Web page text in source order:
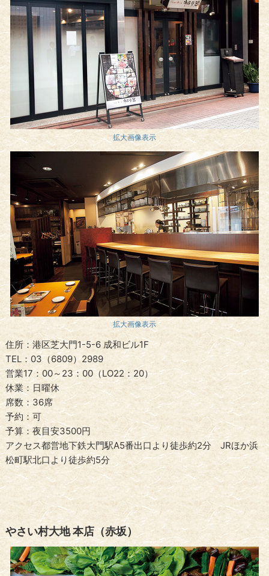
拡大画像表示
拡大画像表示
住所：港区芝大門1-5-6 成和ビル1F
TEL：03（6809）2989
営業17：00～23：00（LO22：20）
休業：日曜休
席数：36席
予約：可
予算：夜目安3500円
アクセス都営地下鉄大門駅A5番出口より徒歩約2分 JRほか浜
松町駅北口より徒歩約5分
やさい村大地 本店（赤坂）